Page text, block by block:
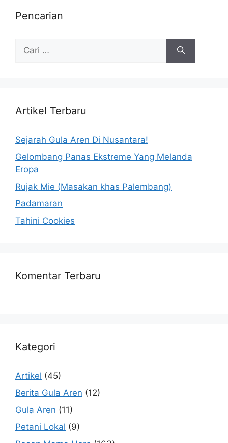
Pencarian
Artikel Terbaru
Sejarah Gula Aren Di Nusantara!
Gelombang Panas Ekstreme Yang Melanda
Eropa
Rujak Mie (Masakan khas Palembang)
Padamaran
Tahini Cookies
Komentar Terbaru
Kategori
Artikel (45)
Berita Gula Aren (12)
Gula Aren (11)
Petani Lokal (9)